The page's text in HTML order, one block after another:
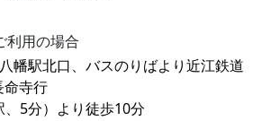
利用の場合
幡駅北口、バスのりばより近江鉄道
命寺行
5分）より徒歩10分